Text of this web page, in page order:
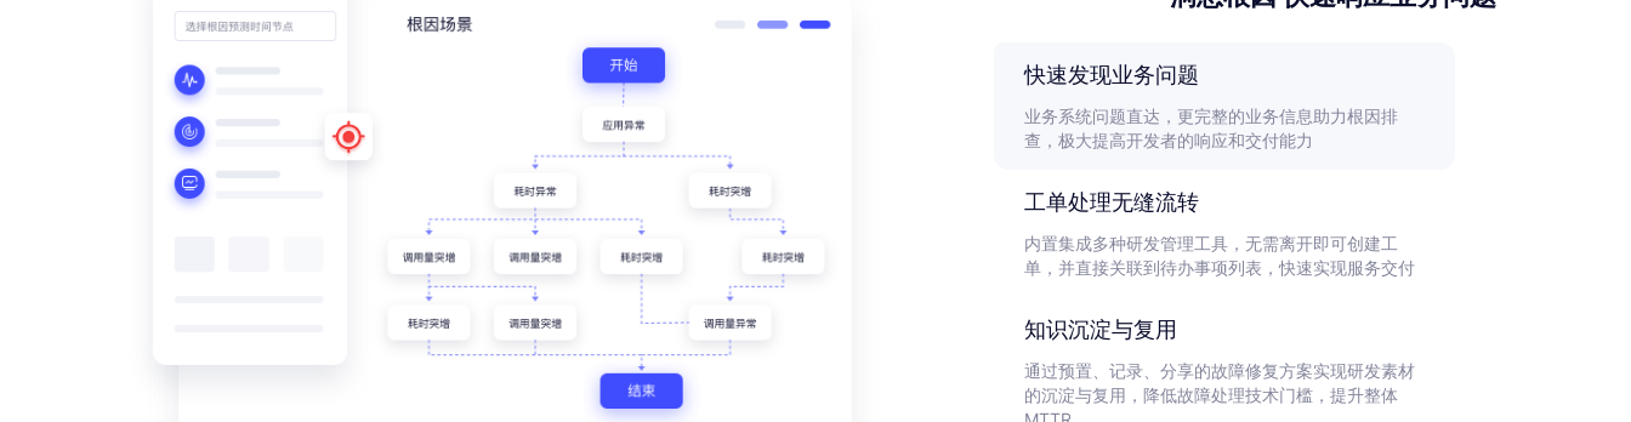
快速发现业务问题
业务系统问题直达，更完整的业务信息助力根因排
查，极大提高开发者的响应和交付能力
工单处理无缝流转
内置集成多种研发管理工具，无需离开即可创建工
单，并直接关联到待办事项列表，快速实现服务交付
知识沉淀与复用
通过预置、记录、分享的故障修复方案实现研发素材
的沉淀与复用，降低故障处理技术门槛，提升整体